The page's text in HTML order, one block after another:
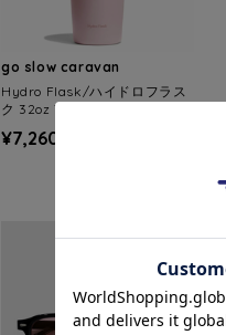
go slow caravan
Hydro Flask/ハイドロフラス
ク 32oz TRAVEL BOTTLE WIT
¥7,260